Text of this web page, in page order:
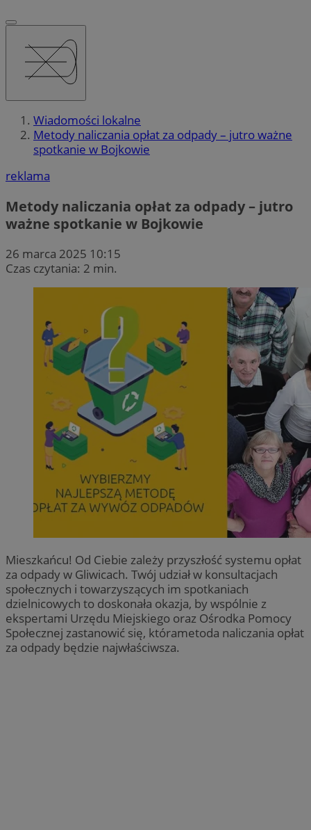
Wiadomości lokalne
Metody naliczania opłat za odpady – jutro ważne
spotkanie w Bojkowie
reklama
Metody naliczania opłat za odpady – jutro
ważne spotkanie w Bojkowie
26 marca 2025 10:15
Czas czytania: 2 min.
Mieszkańcu! Od Ciebie zależy przyszłość systemu opłat
za odpady w Gliwicach. Twój udział w konsultacjach
społecznych i towarzyszących im spotkaniach
dzielnicowych to doskonała okazja, by wspólnie z
ekspertami Urzędu Miejskiego oraz Ośrodka Pomocy
Społecznej zastanowić się, którametoda naliczania opłat
za odpady będzie najwłaściwsza.